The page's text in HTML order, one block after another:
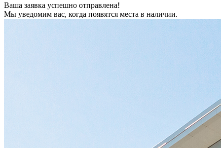
Ваша заявка успешно отправлена!
Мы уведомим вас, когда появятся места в наличии.